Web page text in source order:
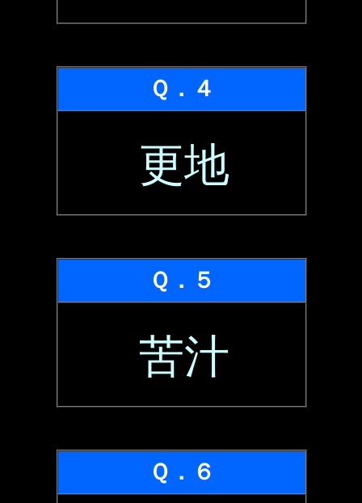
Ｑ．４
更地
Ｑ．５
苦汁
Ｑ．６